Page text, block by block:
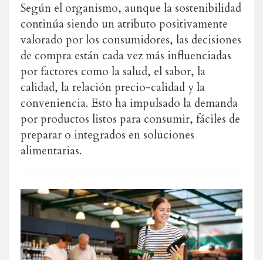
Según el organismo, aunque la sostenibilidad
continúa siendo un atributo positivamente
valorado por los consumidores, las decisiones
de compra están cada vez más influenciadas
por factores como la salud, el sabor, la
calidad, la relación precio-calidad y la
conveniencia. Esto ha impulsado la demanda
por productos listos para consumir, fáciles de
preparar o integrados en soluciones
alimentarias.